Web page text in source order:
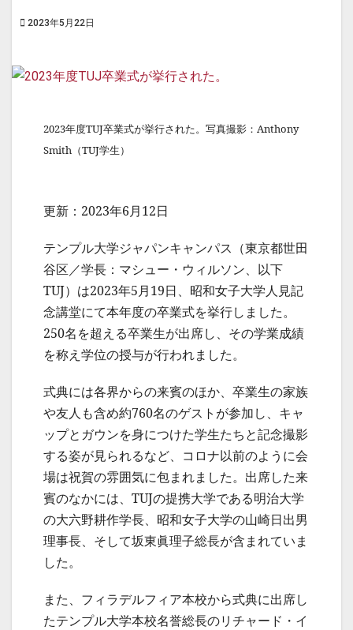
2023年5月22日
2023年度TUJ卒業式が挙行された。写真撮影：Anthony
Smith（TUJ学生）
更新：2023年6月12日
テンプル大学ジャパンキャンパス（東京都世田
谷区／学長：マシュー・ウィルソン、以下
TUJ）は2023年5月19日、昭和女子大学人見記
念講堂にて本年度の卒業式を挙行しました。
250名を超える卒業生が出席し、その学業成績
を称え学位の授与が行われました。
式典には各界からの来賓のほか、卒業生の家族
や友人も含め約760名のゲストが参加し、キャ
ップとガウンを身につけた学生たちと記念撮影
する姿が見られるなど、コロナ以前のように会
場は祝賀の雰囲気に包まれました。出席した来
賓のなかには、TUJの提携大学である明治大学
の大六野耕作学長、昭和女子大学の山崎日出男
理事長、そして坂東眞理子総長が含まれていま
した。
また、フィラデルフィア本校から式典に出席し
たテンプル大学本校名誉総長のリチャード・イ